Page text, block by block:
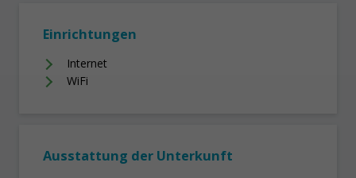
Einrichtungen
Internet
WiFi
Ausstattung der Unterkunft